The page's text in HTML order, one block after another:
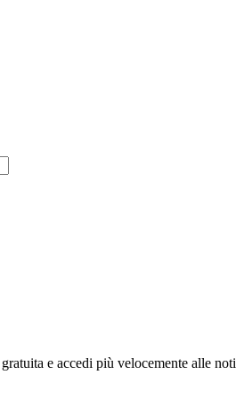
e accedi più velocemente alle